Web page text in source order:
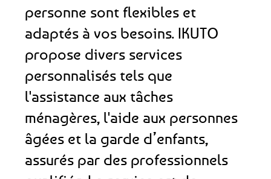
personne sont flexibles et
adaptés à vos besoins. IKUTO
propose divers services
personnalisés tels que
l'assistance aux tâches
ménagères, l'aide aux personnes
âgées et la garde d’enfants,
assurés par des professionnels